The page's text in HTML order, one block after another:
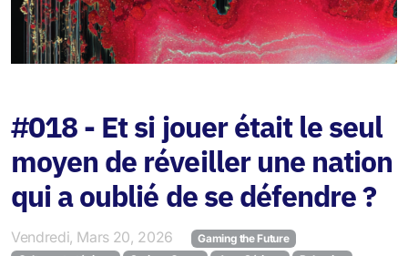
#018 - Et si jouer était le seul
moyen de réveiller une nation
qui a oublié de se défendre ?
Vendredi, Mars 20, 2026
Gaming the Future